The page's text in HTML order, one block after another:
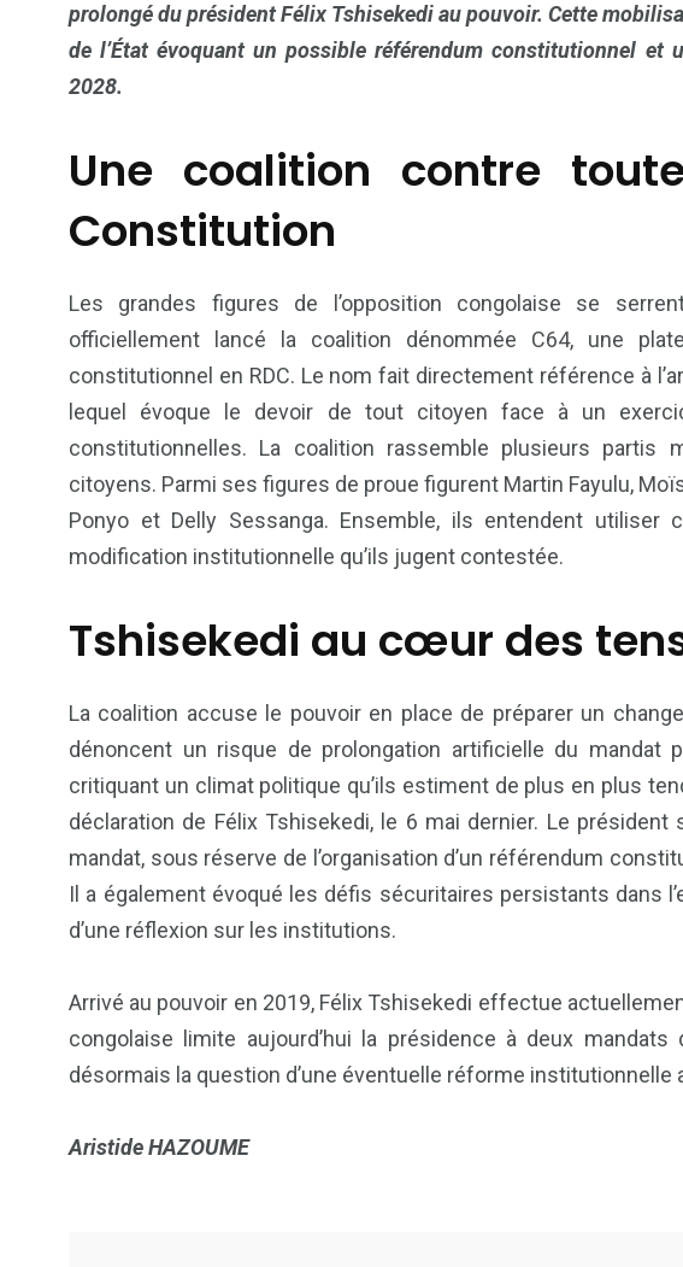
prolongé du président Félix Tshisekedi au pouvoir. Cette
de l’État évoquant un possible référendum constitutionnel et
2028.
Une coalition contre
Constitution
Les grandes figures de l’opposition congolaise se
officiellement lancé la coalition dénommée C64, une
constitutionnel en RDC. Le nom fait directement référence à
lequel évoque le devoir de tout citoyen face à un
constitutionnelles. La coalition rassemble plusieurs partis
citoyens. Parmi ses figures de proue figurent Martin Fayulu,
Ponyo et Delly Sessanga. Ensemble, ils entendent utiliser
modification institutionnelle qu’ils jugent contestée.
Tshisekedi au cœur des
La coalition accuse le pouvoir en place de préparer un
dénoncent un risque de prolongation artificielle du mandat
critiquant un climat politique qu’ils estiment de plus en plus
déclaration de Félix Tshisekedi, le 6 mai dernier. Le président
mandat, sous réserve de l’organisation d’un référendum
Il a également évoqué les défis sécuritaires persistants dans
d’une réflexion sur les institutions.
Arrivé au pouvoir en 2019, Félix Tshisekedi effectue
congolaise limite aujourd’hui la présidence à deux
désormais la question d’une éventuelle réforme
Aristide HAZOUME
6
Culture
1
International
173
Politique
237
Société